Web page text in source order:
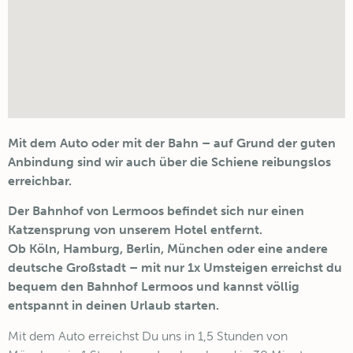
Mit dem Auto oder mit der Bahn – auf Grund der guten
Anbindung sind wir auch über die Schiene reibungslos
erreichbar.
Der Bahnhof von Lermoos befindet sich nur einen
Katzensprung von unserem Hotel entfernt.
Ob Köln, Hamburg, Berlin, München oder eine andere
deutsche Großstadt – mit nur 1x Umsteigen erreichst du
bequem den Bahnhof Lermoos und kannst völlig
entspannt in deinen Urlaub starten.
Mit dem Auto erreichst Du uns in 1,5 Stunden von